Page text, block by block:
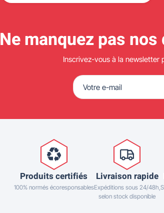
Ne manquez pas
Inscrivez-vous à la newsletter
Produits certifiés
100% normés écoresponsables
Livraison rapide
Expéditions sous 24/48h,
selon stock disponible